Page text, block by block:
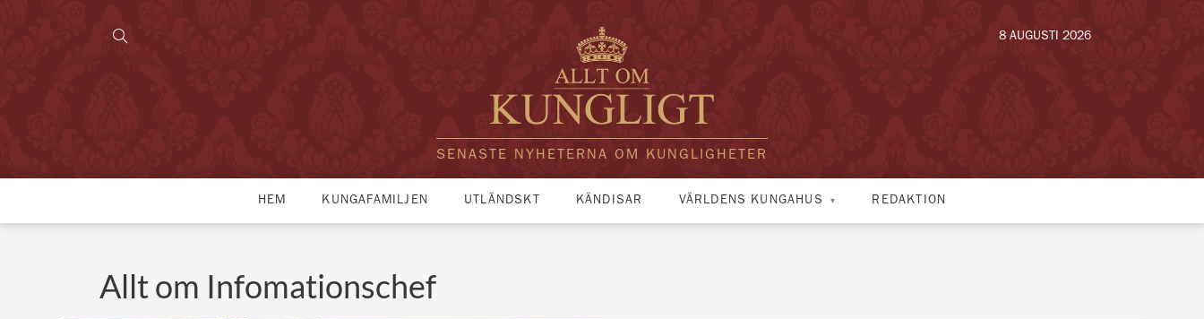
SENASTE NYHETERNA OM KUNGLIGHETER
8 AUGUSTI 2026
HEM KUNGAFAMILJEN UTLÄNDSKT KÄNDISAR VÄRLDENS KUNGAHUS REDAKTION
Allt om Infomationschef